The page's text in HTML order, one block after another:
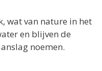
wat van nature in het
en blijven de
noemen.